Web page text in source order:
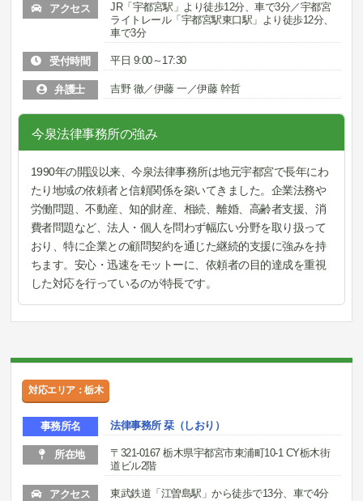
アクセス
JR「宇都宮駅」より徒歩12分、車で3分／宇都宮
ライトレール「宇都宮駅東口駅」より徒歩12分、
車で3分
受付時間 平日 9:00～17:30
弁護士 吉野 徹／伊藤 一／伊藤 幹哲
今泉法律事務所の強み
1990年の開設以来、今泉法律事務所は地元宇都宮で長年にわ
たり地域の依頼者と信頼関係を築いてきました。企業法務や
労働問題、不動産、知的財産、相続、離婚、高齢者支援、消
費者問題など、法人・個人を問わず幅広い分野を取り扱って
おり、特に企業との顧問契約を通じた継続的支援に強みを持
ちます。安心・迅速をモットーに、依頼者の目的達成を重視
した対応を行っているのが特長です。
対応エリア：栃木
事務所名 法律事務所 栞（しおり）
所在地
〒321-0167 栃木県宇都宮市東浦町10-1 CY栃木街
道ビル2階
アクセス 東武鉄道「江曽島駅」から徒歩で13分、車で4分